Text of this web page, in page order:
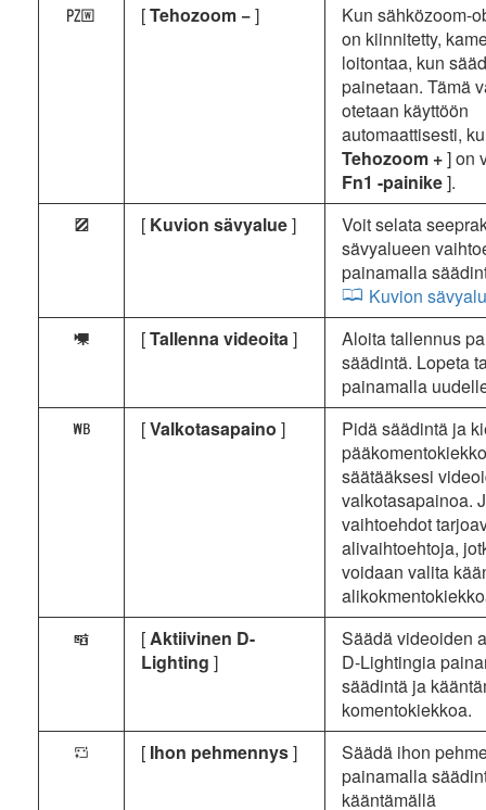
b [Tehozoom −]
Kun sähközoom-
on kiinnitetty,
loitontaa, kun
painetaan. Tämä
otetaan käyttöön
automaattisesti,
Tehozoom +] on
Fn1 -painike].
9 [ Kuvion sävyalue]
Voit selata
sävyalueen
painamalla
Kuvion
1 [Tallenna videoita]
Aloita tallennus
säädintä. Lopeta
painamalla
m [Valkotasapaino ]
Pidä säädintä ja
säätääksesi
valkotasapainoa.
vaihtoehdot
alivaihtoehtoja,
voidaan valita
y [Aktiivinen D-
Lighting ]
Säädä videoiden
D-Lightingia
säädintä ja
komentokiekkoa.
W [ Ihon pehmennys]
Säädä ihon
painamalla
kääntämällä